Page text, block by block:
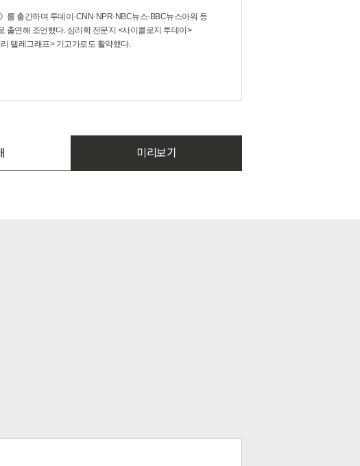
출간하며 투데이·CNN·NPR·NBC뉴스·BBC뉴스아워 등
출연해 조언했다. 심리학 전문지 <사이콜로지 투데이>
텔레그래프> 기고가로도 활약했다.
미리보기